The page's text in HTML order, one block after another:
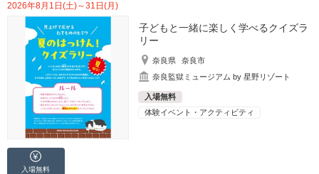
2026年8月1日(土)～31日(月)
子どもと一緒に楽しく学べるクイズラ
リー
奈良県
奈良市
奈良監獄ミュージアム by 星野リゾート
入場無料
体験イベント・アクティビティ
入場無料